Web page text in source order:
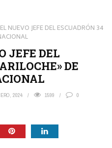
NUEVO JEFE DEL ESCUADRÓN 34
JEFE DEL
DE
2024 1599 0